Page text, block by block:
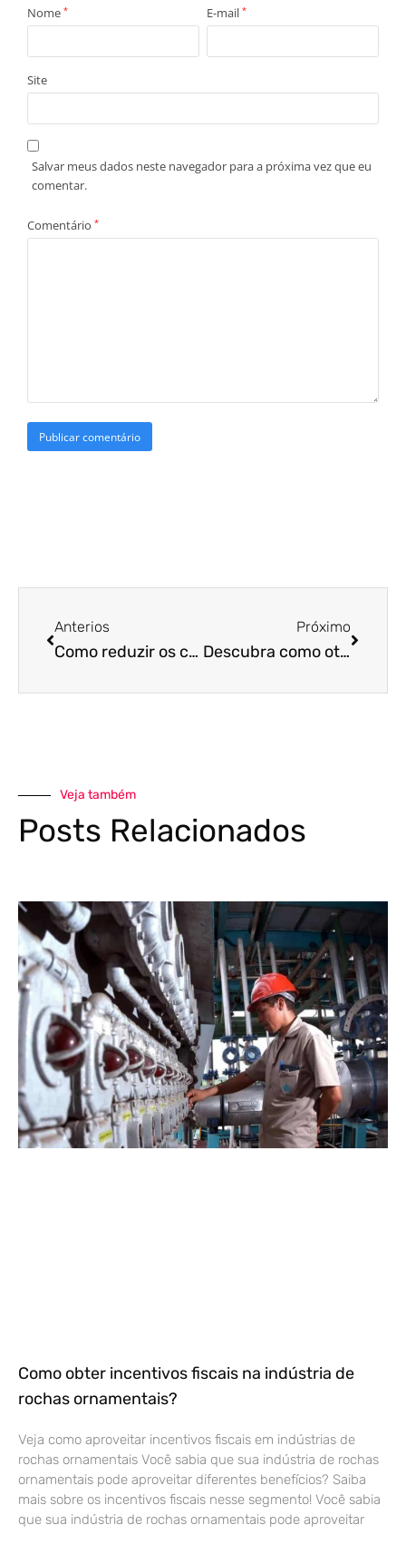
Nome * E-mail *
Site
Salvar meus dados neste navegador para a próxima vez que eu
comentar.
Comentário *
Anterios
Como reduzir os custos operacionais do seu comércio em 6 passos
Próximo
Descubra como otimizar sua gestão de logística com estas 10 dicas
Veja também
Posts Relacionados
Como obter incentivos fiscais na indústria de
rochas ornamentais?
Veja como aproveitar incentivos fiscais em indústrias de
rochas ornamentais Você sabia que sua indústria de rochas
ornamentais pode aproveitar diferentes benefícios? Saiba
mais sobre os incentivos fiscais nesse segmento! Você sabia
que sua indústria de rochas ornamentais pode aproveitar